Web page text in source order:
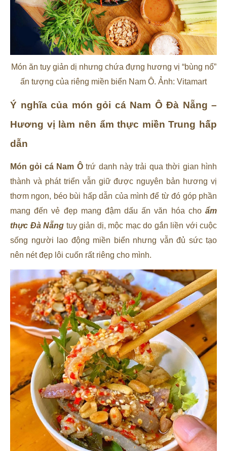
Món ăn tuy giản dị nhưng chứa đựng hương vị “bùng nổ”
ấn tượng của riêng miền biển Nam Ô. Ảnh: Vitamart
Ý nghĩa của món gỏi cá Nam Ô Đà Nẵng –
Hương vị làm nên ẩm thực miền Trung hấp
dẫn
Món gỏi cá Nam Ôtrứ danh này trải qua thời gian hình
thành và phát triển vẫn giữ được nguyên bản hương vị
thơm ngon, béo bùi hấp dẫn của mình để từ đó góp phần
mang đến vẻ đẹp mang đậm dấu ấn văn hóa cho ẩm
thực Đà Nẵng tuy giản dị, mộc mạc do gắn liền với cuộc
sống người lao động miền biển nhưng vẫn đủ sức tạo
nên nét đẹp lôi cuốn rất riêng cho mình.